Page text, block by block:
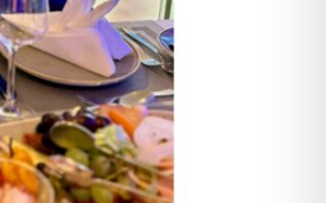
Team · Kontakt
Datenübermittlung – sicher und
einfach
Unverbindliche Anfrage